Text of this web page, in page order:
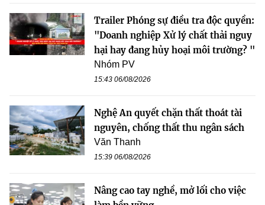
Trailer Phóng sự điều tra độc quyền:
"Doanh nghiệp Xử lý chất thải nguy
hại hay đang hủy hoại môi trường? "
Nhóm PV
15:43 06/08/2026
Nghệ An quyết chặn thất thoát tài
nguyên, chống thất thu ngân sách
Văn Thanh
15:39 06/08/2026
Nâng cao tay nghề, mở lối cho việc